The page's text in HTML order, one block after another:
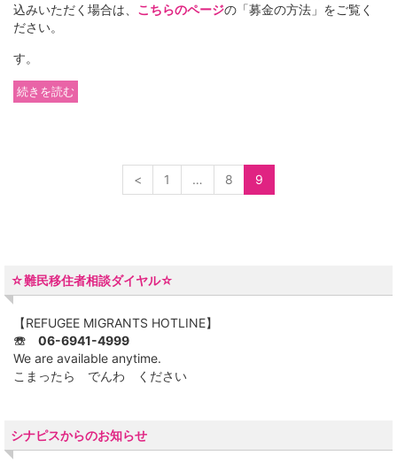
込みいただく場合は、 こちらのページの「募金の方法」をご覧く
ださい。
す。
続きを読む
< 1 … 8 9
☆難民移住者相談ダイヤル☆
【REFUGEE MIGRANTS HOTLINE】
☏ 06-6941-4999
We are available anytime.
こまったら でんわ ください
シナピスからのお知らせ